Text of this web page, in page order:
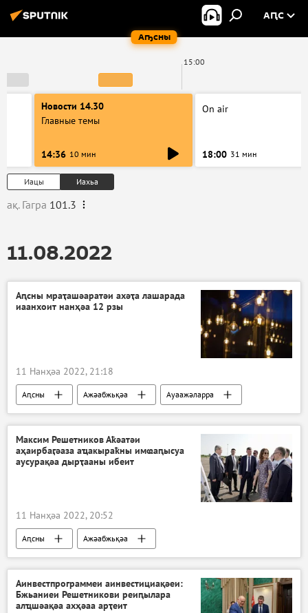
Аҧсны
АԤС
15:00
Новости 14.30
Главные темы
14:36 10 мин
On air
18:00 31 мин
Иацы Иахьа
ақ. Гагра 101.3
11.08.2022
Аԥсны мраҭашәаратәи ахәҭа лашарада
иаанхоит нанҳәа 12 рзы
11 Нанҳәа 2022, 21:18
Аԥсны Ажәабжьқәа
Ауаажәларра
Аԥсны аенергетика апроблемақәа
Максим Решетников Аҟәатәи
аҳаирбаӷәаза аҵакыраҟны имҩаԥысуа
аусурақәа дырҭааны ибеит
11 Нанҳәа 2022, 20:52
Аԥсны Ажәабжьқәа
Аинвестпрограммеи аинвестициақәеи:
Бжьаниеи Решетникови реиԥылара
алҵшәақәа ахҳәаа арҭеит